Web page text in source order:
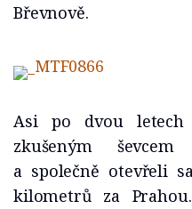
Břevnově.
Asi po dvou
zkušeným ševcem
a společně otevřeli
kilometrů za